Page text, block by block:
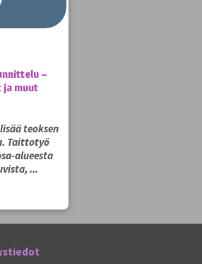
–
muut
teoksen
Taittotyö
alueesta
...